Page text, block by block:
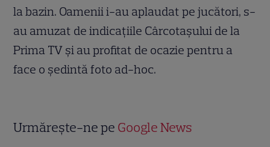
la bazin. Oamenii i-au aplaudat pe jucători, s-
au amuzat de indicațiile Cârcotașului de la
Prima TV și au profitat de ocazie pentru a
face o ședintă foto ad-hoc.
Urmărește-ne pe Google News